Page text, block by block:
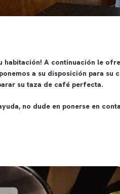
habitación! A continuación le
a su disposición para
su taza de café perfecta.
no dude en ponerse en